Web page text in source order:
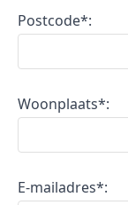
Postcode*:
Woonplaats*:
E-mailadres*: